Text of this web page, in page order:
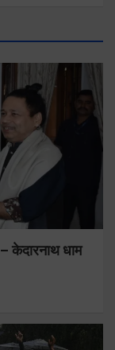
केदारनाथ धाम